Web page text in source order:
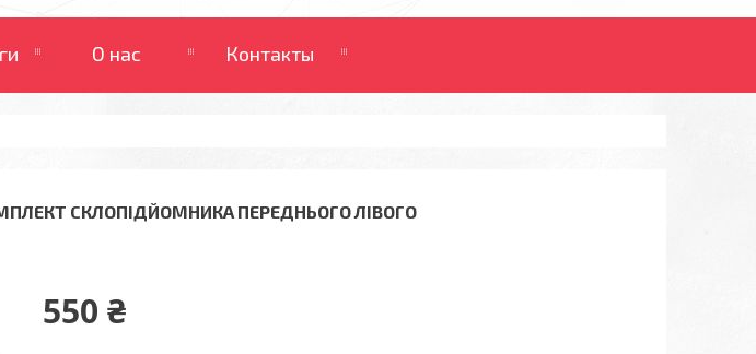
О нас Контакты
СКЛОПІДЙОМНИКА ПЕРЕДНЬОГО ЛІВОГО
550 ₴